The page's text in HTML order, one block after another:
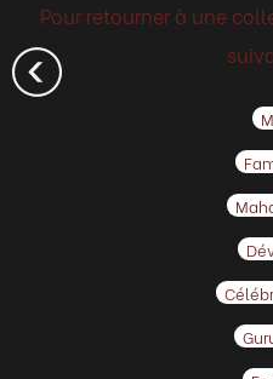
Pour retourner à une